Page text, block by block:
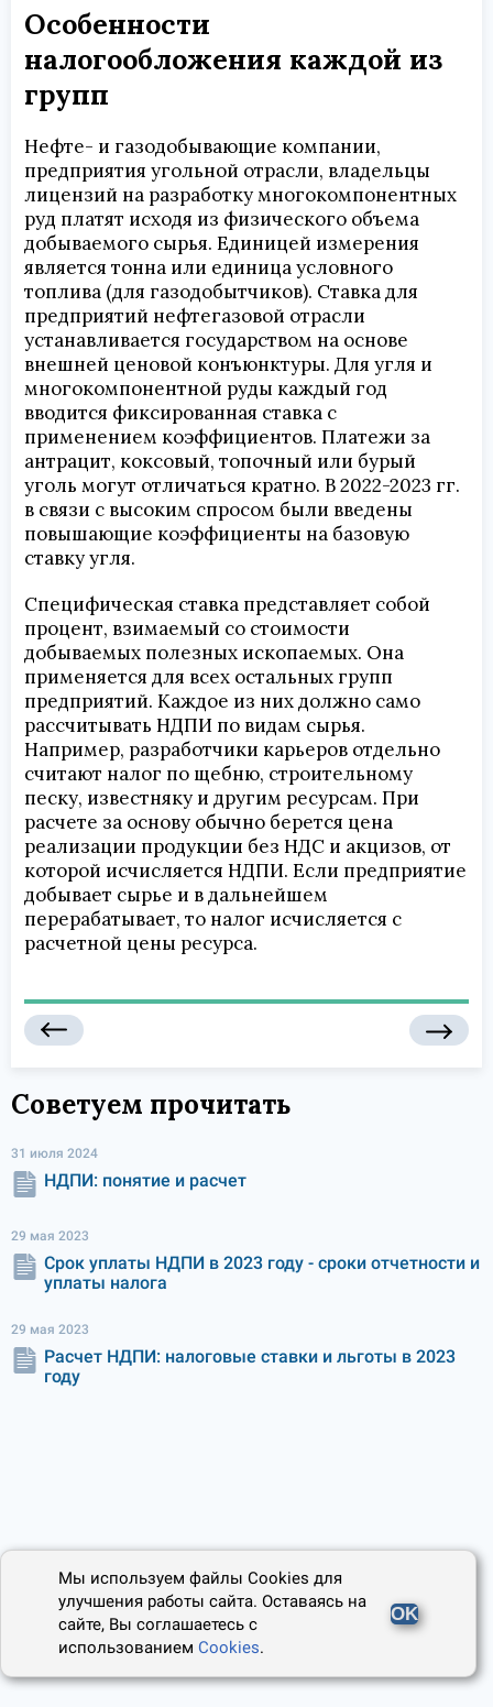
Особенности
налогообложения каждой из
групп
Нефте- и газодобывающие компании,
предприятия угольной отрасли, владельцы
лицензий на разработку многокомпонентных
руд платят исходя из физического объема
добываемого сырья. Единицей измерения
является тонна или единица условного
топлива (для газодобытчиков). Ставка для
предприятий нефтегазовой отрасли
устанавливается государством на основе
внешней ценовой конъюнктуры. Для угля и
многокомпонентной руды каждый год
вводится фиксированная ставка с
применением коэффициентов. Платежи за
антрацит, коксовый, топочный или бурый
уголь могут отличаться кратно. В 2022-2023 гг.
в связи с высоким спросом были введены
повышающие коэффициенты на базовую
ставку угля.
Специфическая ставка представляет собой
процент, взимаемый со стоимости
добываемых полезных ископаемых. Она
применяется для всех остальных групп
предприятий. Каждое из них должно само
рассчитывать НДПИ по видам сырья.
Например, разработчики карьеров отдельно
считают налог по щебню, строительному
песку, известняку и другим ресурсам. При
расчете за основу обычно берется цена
реализации продукции без НДС и акцизов, от
которой исчисляется НДПИ. Если предприятие
добывает сырье и в дальнейшем
перерабатывает, то налог исчисляется с
расчетной цены ресурса.
Советуем прочитать
31 июля 2024
НДПИ: понятие и расчет
29 мая 2023
Срок уплаты НДПИ в 2023 году - сроки отчетности и
уплаты налога
29 мая 2023
Расчет НДПИ: налоговые ставки и льготы в 2023
году
Мы используем файлы Cookies для
улучшения работы сайта. Оставаясь на
сайте, Вы соглашаетесь с
использованиемCookies.
OK